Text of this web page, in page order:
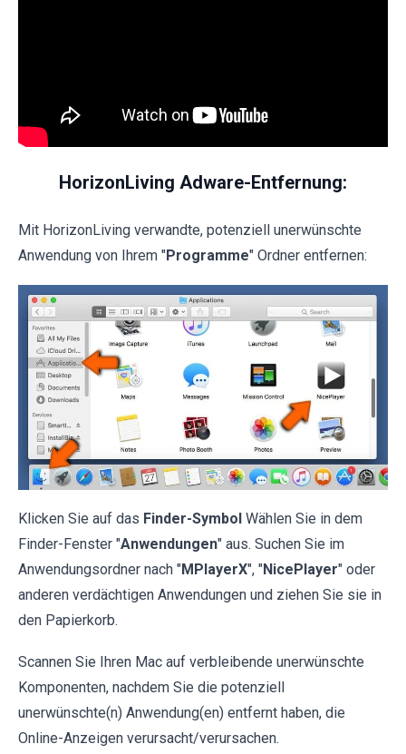
HorizonLiving Adware-Entfernung:
Mit HorizonLiving verwandte, potenziell unerwünschte
Anwendung von Ihrem "Programme" Ordner entfernen:
Klicken Sie auf das Finder-Symbol Wählen Sie in dem
Finder-Fenster "Anwendungen" aus. Suchen Sie im
Anwendungsordner nach "MPlayerX", "NicePlayer" oder
anderen verdächtigen Anwendungen und ziehen Sie sie in
den Papierkorb.
Scannen Sie Ihren Mac auf verbleibende unerwünschte
Komponenten, nachdem Sie die potenziell
unerwünschte(n) Anwendung(en) entfernt haben, die
Online-Anzeigen verursacht/verursachen.